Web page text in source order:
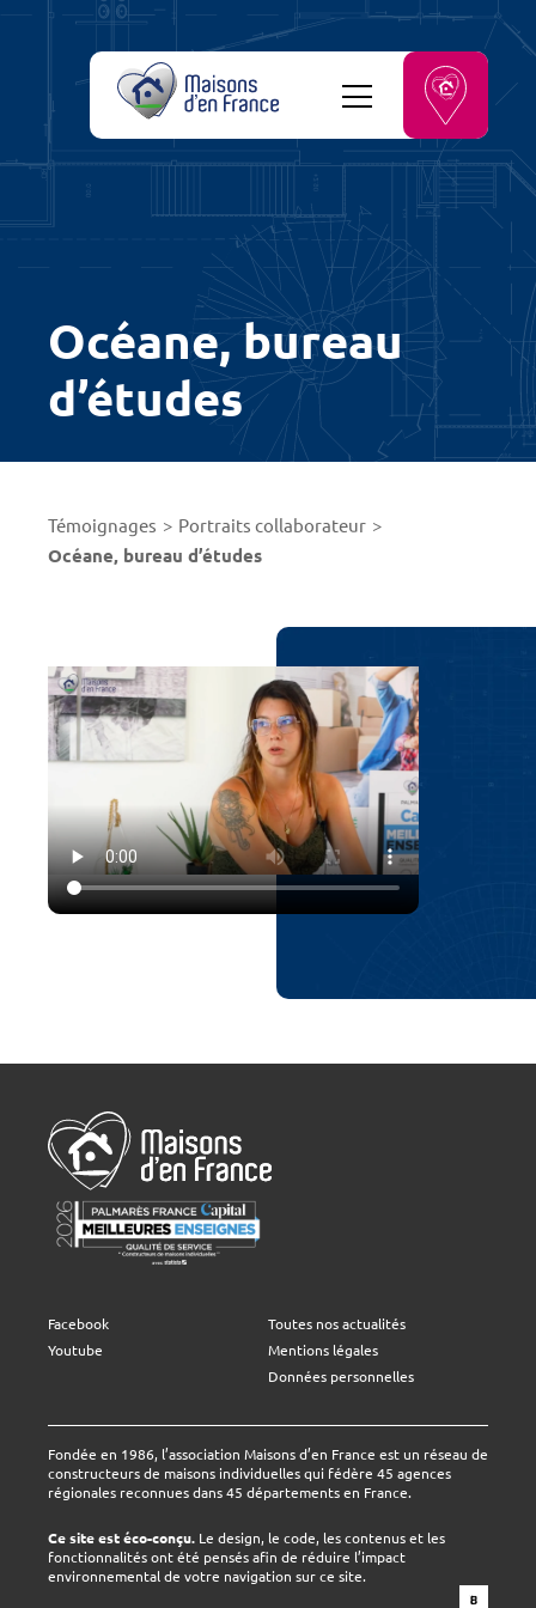
Océane, bureau
d’études
Témoignages Portraits collaborateur
Océane, bureau d’études
Facebook
Youtube
Toutes nos actualités
Mentions légales
Données personnelles
Fondée en 1986, l’association Maisons d’en France est un réseau de
constructeurs de maisons individuelles qui fédère 45 agences
régionales reconnues dans 45 départements en France.
Ce site est éco-conçu. Le design, le code, les contenus et les
fonctionnalités ont été pensés afin de réduire l’impact
environnemental de votre navigation sur ce site.